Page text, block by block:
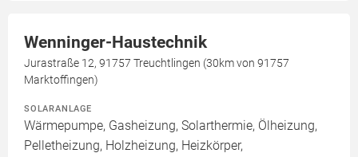
Wenninger-Haustechnik
Jurastraße 12, 91757 Treuchtlingen (30km von 91757
Marktoffingen)
SOLARANLAGE
Wärmepumpe, Gasheizung, Solarthermie, Ölheizung,
Pelletheizung, Holzheizung, Heizkörper,